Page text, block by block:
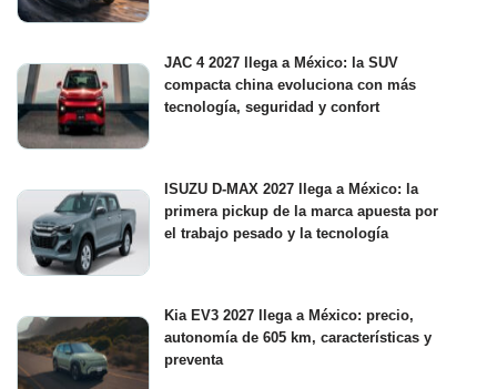
JAC 4 2027 llega a México: la SUV
compacta china evoluciona con más
tecnología, seguridad y confort
ISUZU D-MAX 2027 llega a México: la
primera pickup de la marca apuesta por
el trabajo pesado y la tecnología
Kia EV3 2027 llega a México: precio,
autonomía de 605 km, características y
preventa